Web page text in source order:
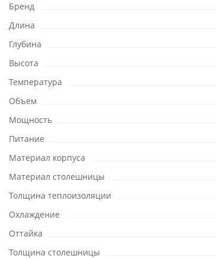
Бренд
Длина
Глубина
Высота
Температура
Объем
Мощность
Питание
Материал корпуса
Материал столешницы
Толщина теплоизоляции
Охлаждение
Оттайка
Толщина столешницы